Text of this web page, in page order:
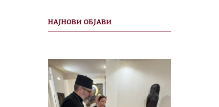
НАЈНОВИ ОБЈАВИ